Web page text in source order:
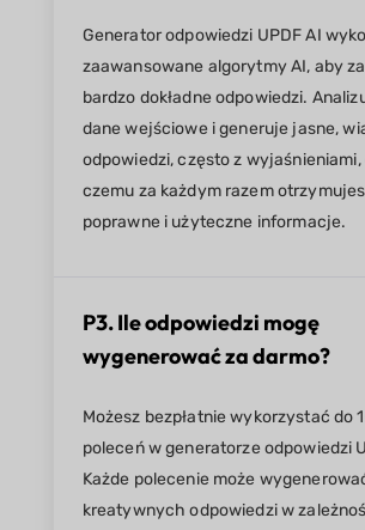
Generator odpowiedzi UPDF AI
zaawansowane algorytmy AI, aby
bardzo dokładne odpowiedzi.
dane wejściowe i generuje jasne,
odpowiedzi, często z wyjaśnieniami,
czemu za każdym razem
poprawne i użyteczne informacje.
P3. Ile odpowiedzi mogę
wygenerować za darmo?
Możesz bezpłatnie wykorzystać do
poleceń w generatorze odpowiedzi
Każde polecenie może
kreatywnych odpowiedzi w